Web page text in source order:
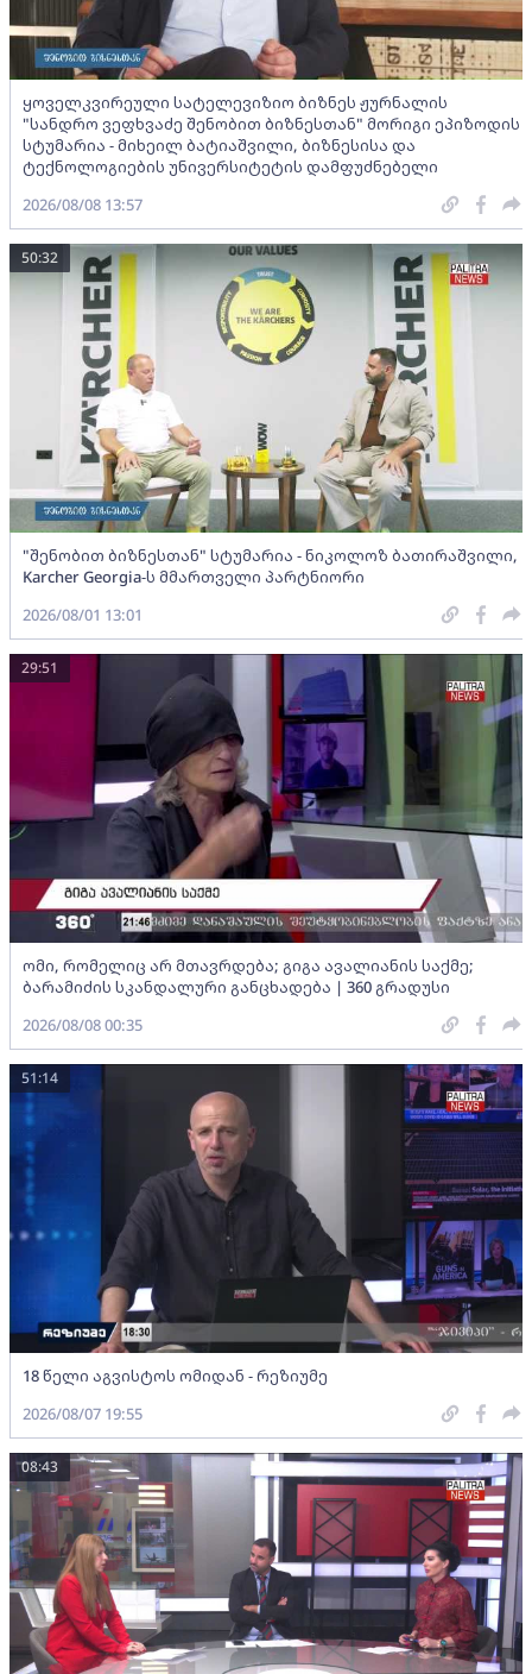
ყოველკვირეული სატელევიზიო ბიზნეს ჟურნალის
"სანდრო ვეფხვაძე შენობით ბიზნესთან" მორიგი ეპიზოდის
სტუმარია - მიხეილ ბატიაშვილი, ბიზნესისა და
ტექნოლოგიების უნივერსიტეტის დამფუძნებელი
2026/08/08 13:57
"შენობით ბიზნესთან" სტუმარია - ნიკოლოზ ბათირაშვილი,
Karcher Georgia-ს მმართველი პარტნიორი
50:32
2026/08/01 13:01
ომი, რომელიც არ მთავრდება; გიგა ავალიანის საქმე;
ბარამიძის სკანდალური განცხადება | 360 გრადუსი
29:51
2026/08/08 00:35
18 წელი აგვისტოს ომიდან - რეზიუმე
51:14
2026/08/07 19:55
08:43